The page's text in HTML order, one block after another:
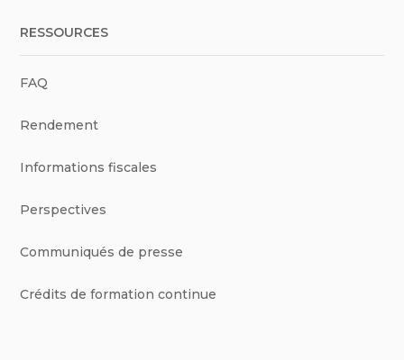
RESSOURCES
FAQ
Rendement
Informations fiscales
Perspectives
Communiqués de presse
Crédits de formation continue